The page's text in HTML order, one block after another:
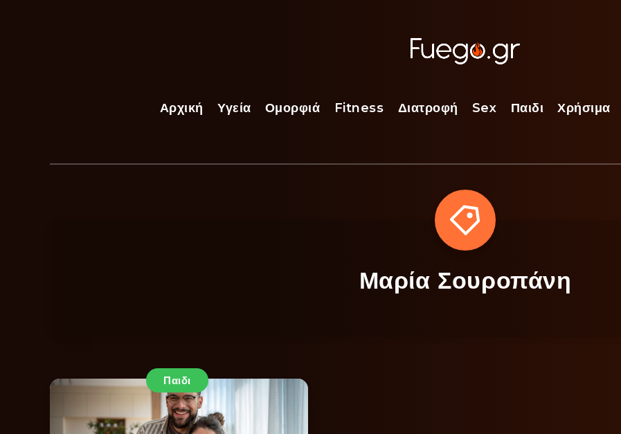
Αρχική Υγεία Ομορφιά Fitness Διατροφή Sex Παιδι Χρήσιμα
Μαρία Σουροπάνη
Παιδι